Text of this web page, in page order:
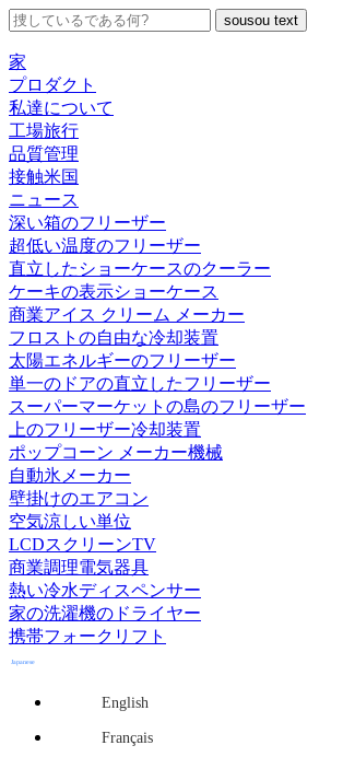
sousou text
家
プロダクト
私達について
工場旅行
品質管理
接触米国
ニュース
深い箱のフリーザー
超低い温度のフリーザー
直立したショーケースのクーラー
ケーキの表示ショーケース
商業アイス クリーム メーカー
フロストの自由な冷却装置
太陽エネルギーのフリーザー
単一のドアの直立したフリーザー
スーパーマーケットの島のフリーザー
上のフリーザー冷却装置
ポップコーン メーカー機械
自動氷メーカー
壁掛けのエアコン
空気涼しい単位
LCDスクリーンTV
商業調理電気器具
熱い冷水ディスペンサー
家の洗濯機のドライヤー
携帯フォークリフト
Japanese
English
Français